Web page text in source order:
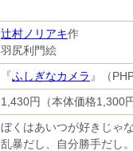
辻村ノリアキ作
羽尻利門絵
『ふしぎなカメラ 』（
1,430円（本体価格1,300円
ぼくはあいつが好きじゃ
乱暴だし、自分勝手だし